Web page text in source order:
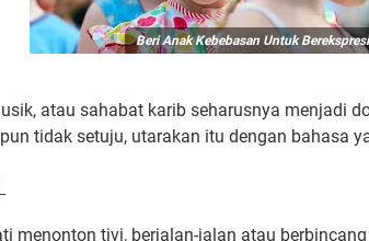
Beri Anak Kebebasan Untuk Berekspresi
atau sahabat karib seharusnya menjadi
tidak setuju, utarakan itu dengan bahasa
menonton tivi, berjalan-jalan atau